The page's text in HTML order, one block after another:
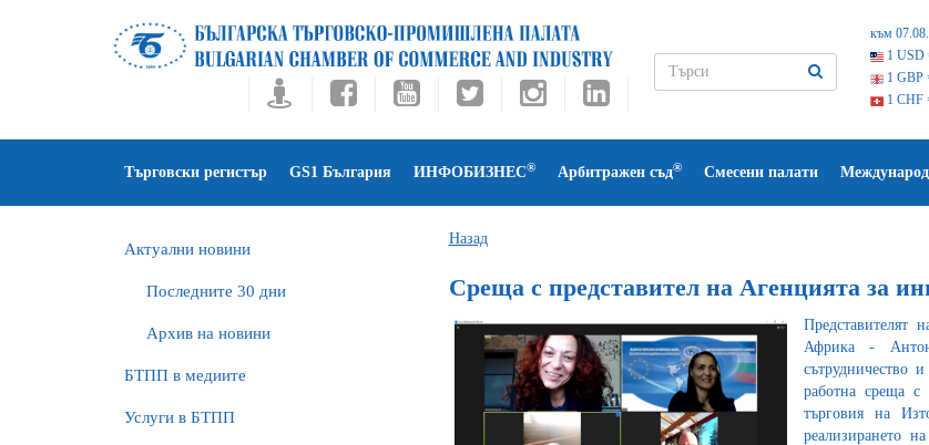
към
1 USD
1 GBP
1 CHF
Търговски регистър GS1 България ИНФОБИЗНЕС® Арбитражен съд® Смесени палати
Актуални новини
Последните 30 дни
Архив на новини
БTПП в медиите
Услуги в БТПП
Назад
Среща с представител на Агенцията за
Представителят
Африка - Антон
сътрудничество
работна среща с
търговия на
реализирането